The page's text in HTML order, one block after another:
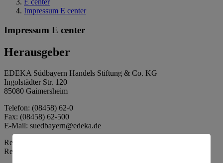
E center
Impressum E center
Impressum E center
Herausgeber
EDEKA Südbayern Handels Stiftung & Co. KG
Ingolstädter Str. 120
85080 Gaimersheim
Telefon: (08458) 62-0
Fax: (08458) 62-500
E-Mail: suedbayern@edeka.de
Registergericht: Amtsgericht Ingolstadt
Registernummer: HRA 3325